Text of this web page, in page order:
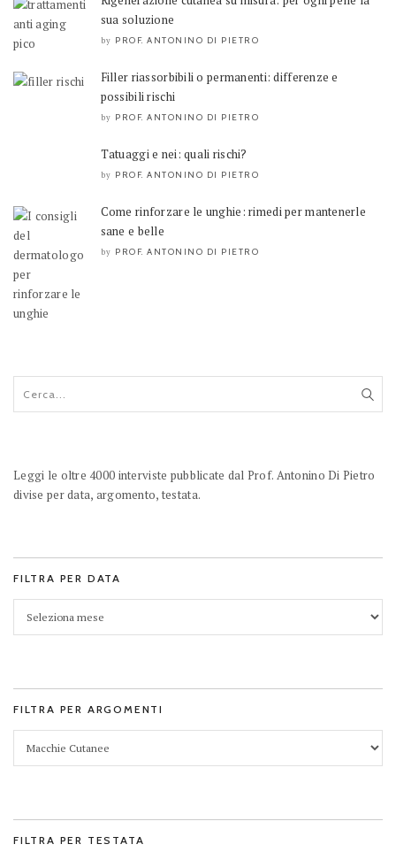
sua soluzione
by PROF. ANTONINO DI PIETRO
Filler riassorbibili o permanenti: differenze e
possibili rischi
by PROF. ANTONINO DI PIETRO
Tatuaggi e nei: quali rischi?
by PROF. ANTONINO DI PIETRO
Come rinforzare le unghie: rimedi per mantenerle
sane e belle
by PROF. ANTONINO DI PIETRO
Leggi le oltre 4000 interviste pubblicate dal Prof. Antonino Di Pietro
divise per data, argomento, testata.
FILTRA PER DATA
FILTRA PER ARGOMENTI
FILTRA PER TESTATA